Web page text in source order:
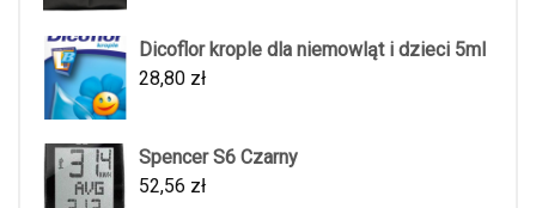
Dicoflor krople dla niemowląt i dzieci 5ml
28,80 zł
Spencer S6 Czarny
52,56 zł